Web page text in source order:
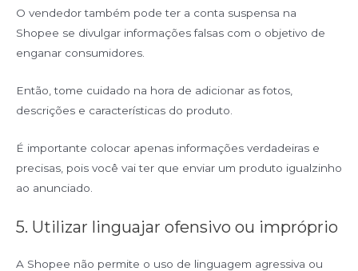
O vendedor também pode ter a conta suspensa na
Shopee se divulgar informações falsas com o objetivo de
enganar consumidores.
Então, tome cuidado na hora de adicionar as fotos,
descrições e características do produto.
É importante colocar apenas informações verdadeiras e
precisas, pois você vai ter que enviar um produto igualzinho
ao anunciado.
5. Utilizar linguajar ofensivo ou impróprio
A Shopee não permite o uso de linguagem agressiva ou